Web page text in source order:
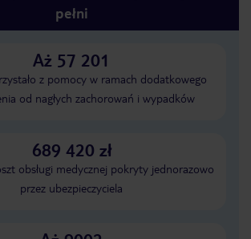
pełni
Aż 57 201
z pomocy w ramach dodatkowego
od nagłych zachorowań i wypadków
689 420 zł
obsługi medycznej pokryty jednorazowo
przez ubezpieczyciela